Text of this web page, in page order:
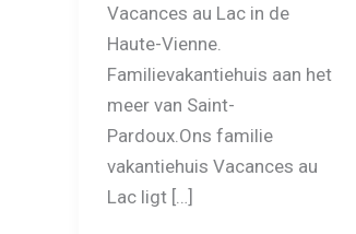
Vacances au Lac in de
Haute-Vienne.
Familievakantiehuis aan het
meer van Saint-
Pardoux.Ons familie
vakantiehuis Vacances au
Lac ligt […]